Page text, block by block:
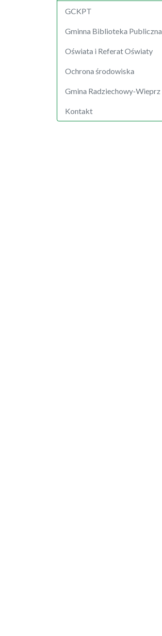
GCKPT
Gminna Biblioteka Publiczna
Oświata i Referat Oświaty
Ochrona środowiska
Gmina Radziechowy-Wieprz
Kontakt